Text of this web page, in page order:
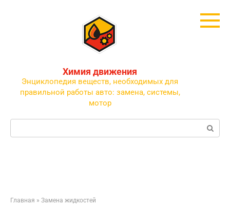
Химия движения
Энциклопедия веществ, необходимых для
правильной работы авто: замена, системы,
мотор
Поиск:
Главная » Замена жидкостей